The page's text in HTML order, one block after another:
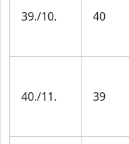
39./10. 40
40./11. 39